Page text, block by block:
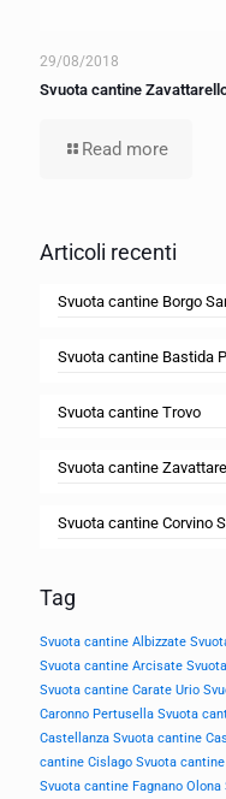
29/08/2018
Svuota cantine
Read more
Articoli recenti
Svuota cantine Borgo
Svuota cantine Bastida
Svuota cantine Trovo
Svuota cantine
Svuota cantine Corvino
Tag
Svuota cantine Albizzate
Svuota cantine Arcisate
Svuota cantine Carate Urio
Caronno Pertusella Svuota
Castellanza Svuota cantine
cantine Cislago Svuota
Svuota cantine Fagnano Olona